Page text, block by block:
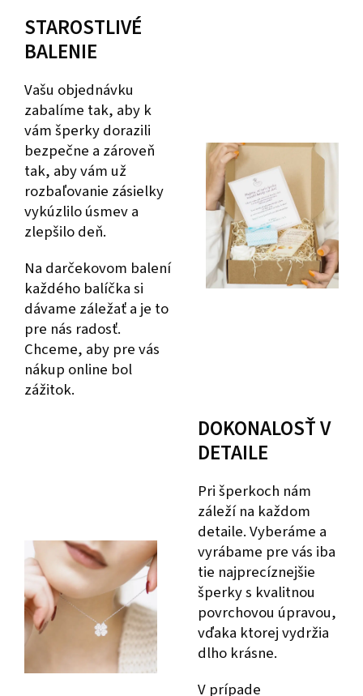
STAROSTLIVÉ
BALENIE
Vašu objednávku
zabalíme tak, aby k
vám šperky dorazili
bezpečne a zároveň
tak, aby vám už
rozbaľovanie zásielky
vykúzlilo úsmev a
zlepšilo deň.
Na darčekovom balení
každého balíčka si
dávame záležať a je to
pre nás radosť.
Chceme, aby pre vás
nákup online bol
zážitok.
DOKONALOSŤ V
DETAILE
Pri šperkoch nám
záleží na každom
detaile. Vyberáme a
vyrábame pre vás iba
tie najprecíznejšie
šperky s kvalitnou
povrchovou úpravou,
vďaka ktorej vydržia
dlho krásne.
V prípade